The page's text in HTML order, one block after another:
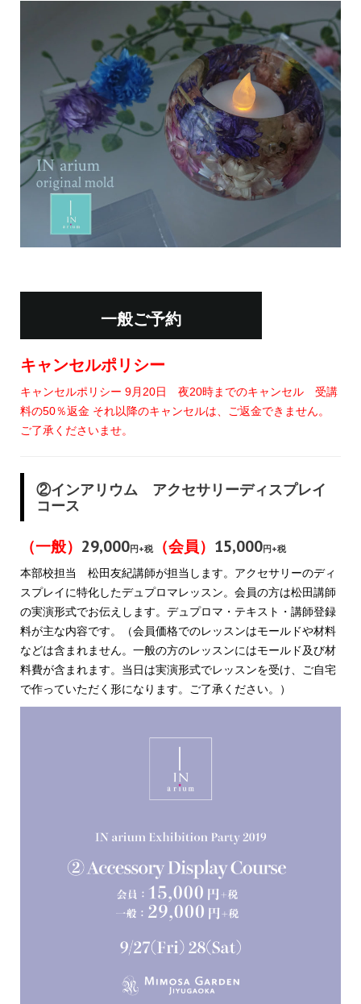
一般ご予約
キャンセルポリシー
キャンセルポリシー 9月20日 夜20時までのキャンセル 受講
料の50％返金 それ以降のキャンセルは、ご返金できません。
ご了承くださいませ。
②インアリウム アクセサリーディスプレイ
コース
（一般） 29,000円+税 （会員） 15,000円+税
本部校担当 松田友紀講師が担当します。アクセサリーのディ
スプレイに特化したデュプロマレッスン。会員の方は松田講師
の実演形式でお伝えします。デュプロマ・テキスト・講師登録
料が主な内容です。（会員価格でのレッスンはモールドや材料
などは含まれません。一般の方のレッスンにはモールド及び材
料費が含まれます。当日は実演形式でレッスンを受け、ご自宅
で作っていただく形になります。ご了承ください。）